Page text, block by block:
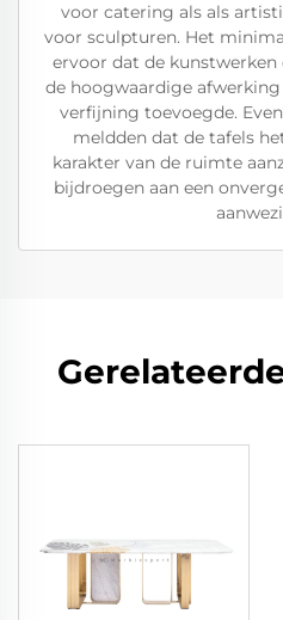
voor catering als als
voor sculpturen. Het
ervoor dat de
de hoogwaardige
verfijning toevoegde.
meldden dat de tafels
karakter van de ruimte
bijdroegen aan een